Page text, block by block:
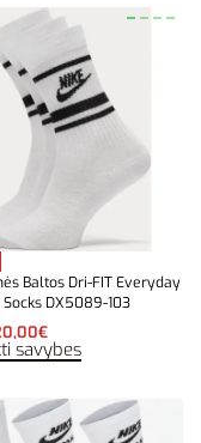
Baltos Dri-FIT Everyday
DX5089-103
€
savybes